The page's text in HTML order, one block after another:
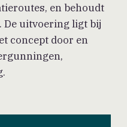
en behoudt
De uitvoering ligt bij
concept door en